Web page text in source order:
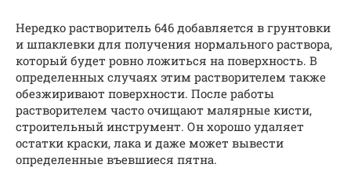
Нередко растворитель 646 добавляется в грунтовки
и шпаклевки для получения нормального раствора,
который будет ровно ложиться на поверхность. В
определенных случаях этим растворителем также
обезжиривают поверхности. После работы
растворителем часто очищают малярные кисти,
строительный инструмент. Он хорошо удаляет
остатки краски, лака и даже может вывести
определенные въевшиеся пятна.